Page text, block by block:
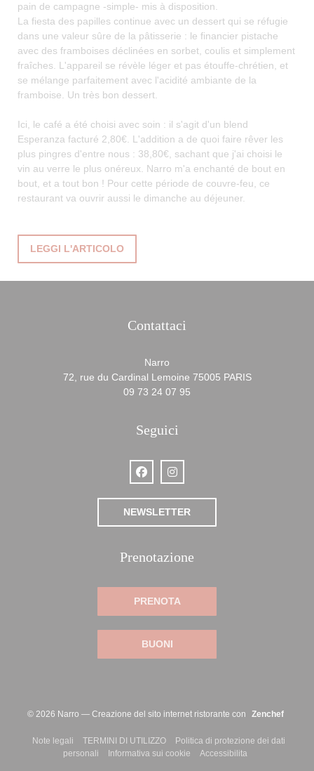
pain de campagne -simple- mis à disposition.
La fiesta des papilles continue avec un dessert qui se réfugie
dans une valeur sûre de la pâtisserie : le financier pistache
avec des framboises déclinées en sorbet, coulis et simplement
fraîches. L'appareil se révèle léger et pas étouffe-chrétien, et
se mélange parfaitement avec l'acidité ambiante de la
framboise. Un très bon dessert.
Ici, le café a été choisi avec soin : il s'agit d'un blend
Esperanza facturé 2,80€. L'addition a de quoi faire rêver les
plus pingres d'entre nous : 38,80€, sachant que j'ai choisi le
vin au verre le plus onéreux. Narro m'a enchanté de bout en
bout, et a tout bon ! Pour cette période de couvre-feu, ce
restaurant va ouvrir aussi le dimanche au déjeuner.
LEGGI L'ARTICOLO((APRE UNA NUOVA FINESTRA))
Contattaci
Narro
72, rue du Cardinal Lemoine 75005 PARIS((apre una
09 73 24 07 95
Seguici
Facebook ((apre una nuova finestra))
Instagram ((apre una nuova
NEWSLETTER
Prenotazione
PRENOTA
BUONI
© 2026 Narro — Creazione del sito internet ristorante con Zenchef((apre
Note legali ((apre una nuova finestra))
TERMINI DI UTILIZZO((apre una nuova finestra))
Politica di protezione dei dati
personali ((apre una nuova finestra))
Informativa sui cookie ((apre una nuova finestra))
Accessibilita